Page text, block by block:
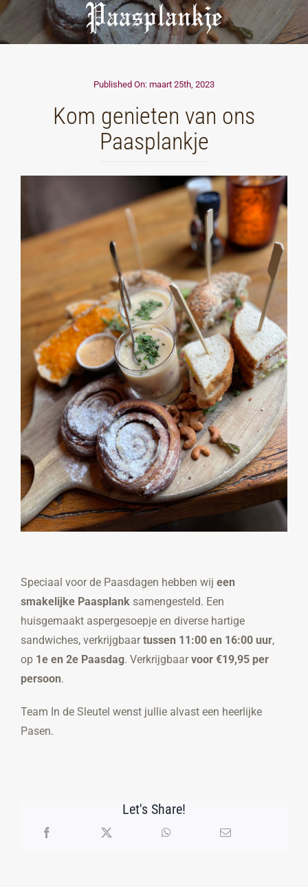
Paasplankje
Published On: maart 25th, 2023
Kom genieten van ons
Paasplankje
Speciaal voor de Paasdagen hebben wij een
smakelijke Paasplanksamengesteld. Een
huisgemaakt aspergesoepje en diverse hartige
sandwiches, verkrijgbaartussen 11:00 en 16:00 uur,
op 1e en 2e Paasdag. Verkrijgbaarvoor €19,95 per
persoon.
Team In de Sleutel wenst jullie alvast een heerlijke
Pasen.
Let's Share!